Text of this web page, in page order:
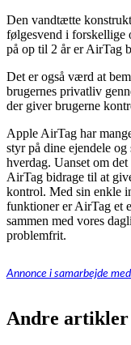
Den vandtætte
følgesvend i forskellige
på op til 2 år er AirTag
Det er også værd at
brugernes privatliv
der giver brugerne
Apple AirTag har
styr på dine ejendele
hverdag. Uanset om
AirTag bidrage til at
kontrol. Med sin enkle
funktioner er AirTag et
sammen med vores
problemfrit.
Annonce i samarbejde med
Andre artikler